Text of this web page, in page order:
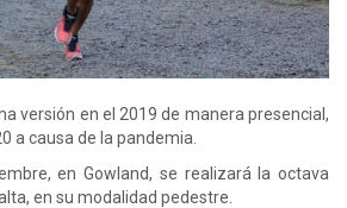
versión en el 2019 de manera presencial,
a causa de la pandemia.
en Gowland, se realizará la octava
en su modalidad pedestre.